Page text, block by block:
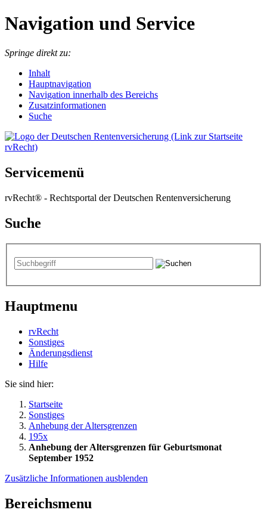
Navigation und Service
Springe direkt zu:
Inhalt
Hauptnavigation
Navigation innerhalb des Bereichs
Zusatzinformationen
Suche
Servicemenü
rvRecht® - Rechtsportal der Deutschen Rentenversicherung
Suche
Hauptmenu
rvRecht
Sonstiges
Änderungsdienst
Hil­fe
Sie sind hier:
Startseite
Sonstiges
Anhebung der Altersgrenzen
195x
Anhebung der Altersgrenzen für Geburtsmonat
September 1952
Zusätzliche Informationen ausblenden
Bereichsmenu